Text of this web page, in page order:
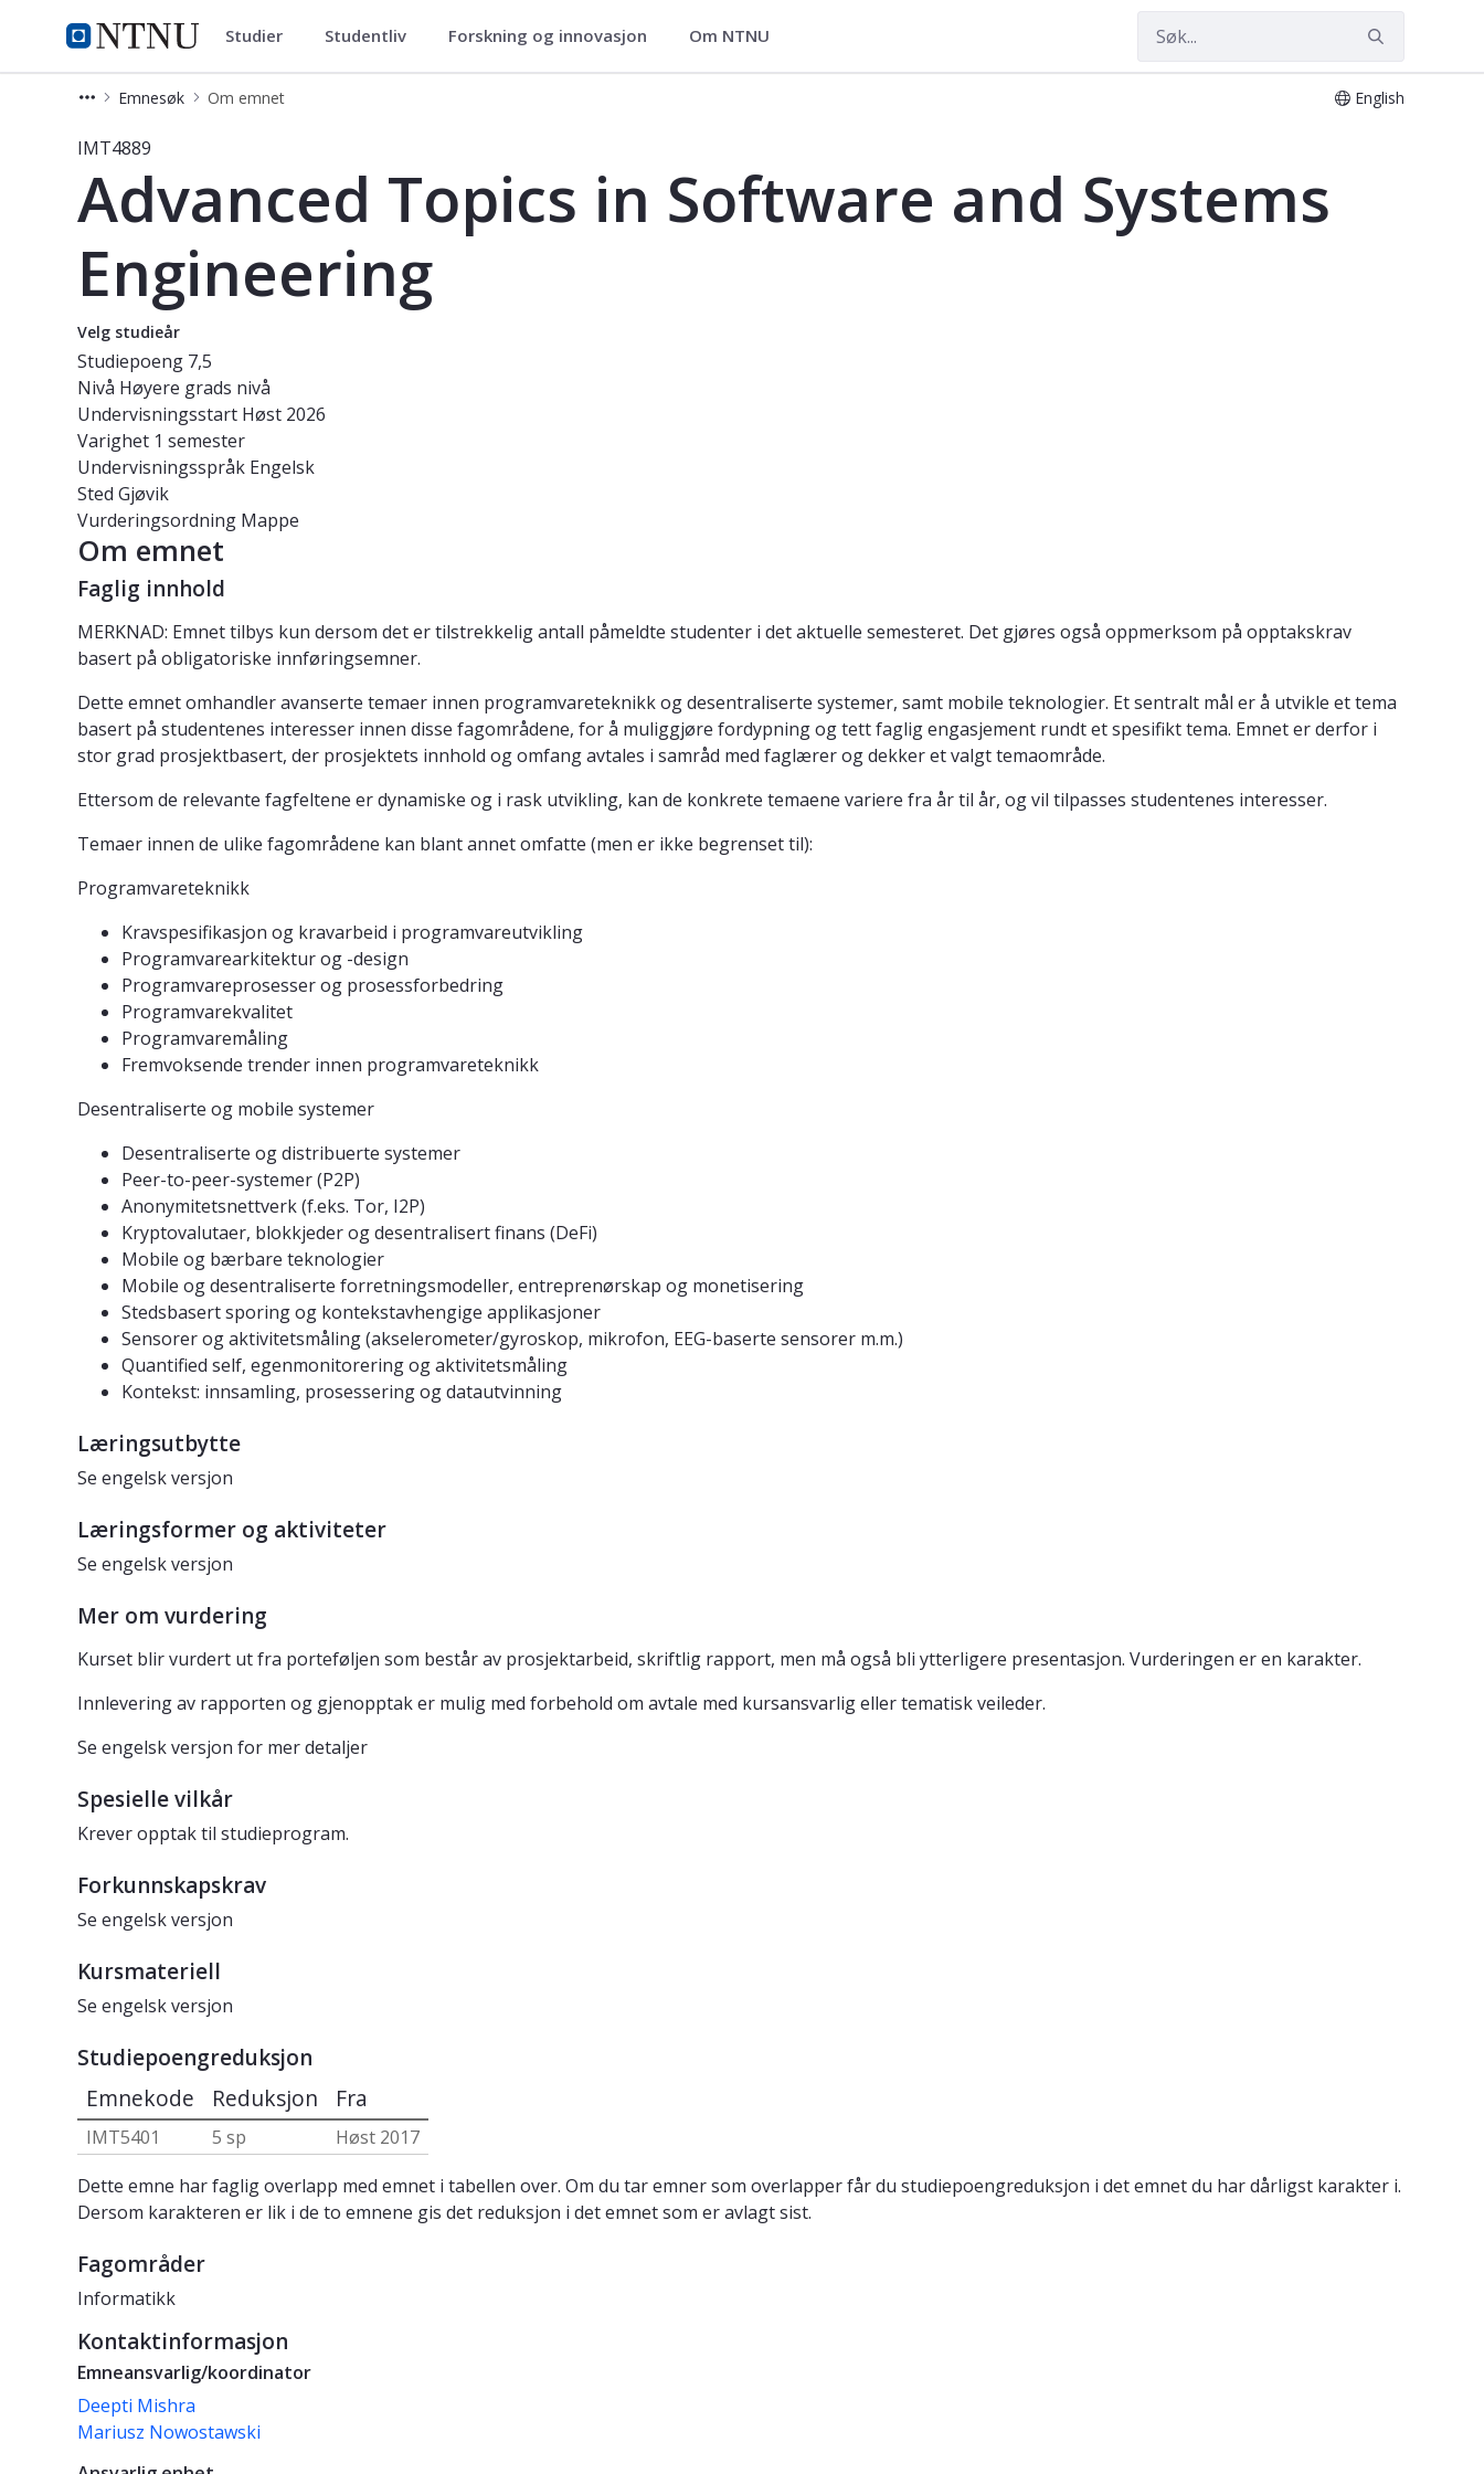
NTNU Hjemmeside
Studier Studier Studentliv Forskning og innovasjon Om NTNU
Emnesøk Om emnet English
Emne - Advanced Topics in Software and Systems Engineering - IMT4889
IMT4889
Advanced Topics in Software and Systems
Engineering
Velg studieår
Studiepoeng 7,5
Nivå Høyere grads nivå
Undervisningsstart Høst 2026
Varighet 1 semester
Undervisningsspråk Engelsk
Sted Gjøvik
Vurderingsordning Mappe
Om emnet
Faglig innhold
MERKNAD: Emnet tilbys kun dersom det er tilstrekkelig antall påmeldte studenter i det aktuelle semesteret. Det gjøres også oppmerksom på opptakskrav
basert på obligatoriske innføringsemner.
Dette emnet omhandler avanserte temaer innen programvareteknikk og desentraliserte systemer, samt mobile teknologier. Et sentralt mål er å utvikle et tema
basert på studentenes interesser innen disse fagområdene, for å muliggjøre fordypning og tett faglig engasjement rundt et spesifikt tema. Emnet er derfor i
stor grad prosjektbasert, der prosjektets innhold og omfang avtales i samråd med faglærer og dekker et valgt temaområde.
Ettersom de relevante fagfeltene er dynamiske og i rask utvikling, kan de konkrete temaene variere fra år til år, og vil tilpasses studentenes interesser.
Temaer innen de ulike fagområdene kan blant annet omfatte (men er ikke begrenset til):
Programvareteknikk
Kravspesifikasjon og kravarbeid i programvareutvikling
Programvarearkitektur og -design
Programvareprosesser og prosessforbedring
Programvarekvalitet
Programvaremåling
Fremvoksende trender innen programvareteknikk
Desentraliserte og mobile systemer
Desentraliserte og distribuerte systemer
Peer-to-peer-systemer (P2P)
Anonymitetsnettverk (f.eks. Tor, I2P)
Kryptovalutaer, blokkjeder og desentralisert finans (DeFi)
Mobile og bærbare teknologier
Mobile og desentraliserte forretningsmodeller, entreprenørskap og monetisering
Stedsbasert sporing og kontekstavhengige applikasjoner
Sensorer og aktivitetsmåling (akselerometer/gyroskop, mikrofon, EEG-baserte sensorer m.m.)
Quantified self, egenmonitorering og aktivitetsmåling
Kontekst: innsamling, prosessering og datautvinning
Læringsutbytte
Se engelsk versjon
Læringsformer og aktiviteter
Se engelsk versjon
Mer om vurdering
Kurset blir vurdert ut fra porteføljen som består av prosjektarbeid, skriftlig rapport, men må også bli ytterligere presentasjon. Vurderingen er en karakter.
Innlevering av rapporten og gjenopptak er mulig med forbehold om avtale med kursansvarlig eller tematisk veileder.
Se engelsk versjon for mer detaljer
Spesielle vilkår
Krever opptak til studieprogram.
Forkunnskapskrav
Se engelsk versjon
Kursmateriell
Se engelsk versjon
Studiepoengreduksjon
Emnekode Reduksjon Fra
IMT5401 5 sp
Høst 2017
Dette emne har faglig overlapp med emnet i tabellen over. Om du tar emner som overlapper får du studiepoengreduksjon i det emnet du har dårligst karakter i.
Dersom karakteren er lik i de to emnene gis det reduksjon i det emnet som er avlagt sist.
Fagområder
Informatikk
Kontaktinformasjon
Emneansvarlig/koordinator
Deepti Mishra
Mariusz Nowostawski